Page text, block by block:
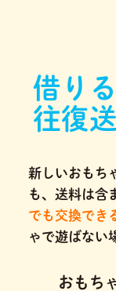
借り
往復
新しいおもち
も、送料は含
でも交換でき
ゃで遊ばない
おもち